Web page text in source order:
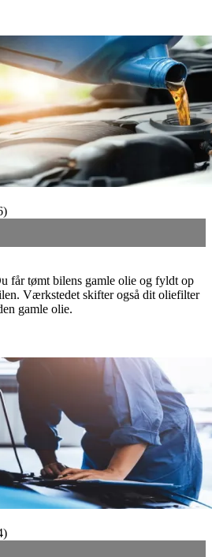
)
får tømt bilens gamle olie og fyldt op
Værkstedet skifter også dit oliefilter
gamle olie.
)